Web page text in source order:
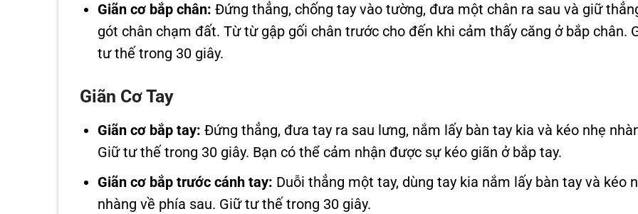
Giãn cơ bắp chân: Đứng thẳng, chống tay vào tường, đưa một chân ra sau và giữ
gót chân chạm đất. Từ từ gập gối chân trước cho đến khi cảm thấy căng ở bắp chân.
tư thế trong 30 giây.
Giãn Cơ Tay
Giãn cơ bắp tay: Đứng thẳng, đưa tay ra sau lưng, nắm lấy bàn tay kia và kéo nhẹ
Giữ tư thế trong 30 giây. Bạn có thể cảm nhận được sự kéo giãn ở bắp tay.
Giãn cơ bắp trước cánh tay: Duỗi thẳng một tay, dùng tay kia nắm lấy bàn tay và kéo
nhàng về phía sau. Giữ tư thế trong 30 giây.